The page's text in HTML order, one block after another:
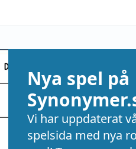
Nya spel på
Vi har uppdaterat
spelsida med nya